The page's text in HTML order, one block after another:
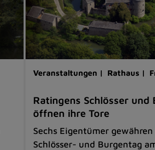
Veranstaltungen | Rathaus |
Ratingens Schlösser und
öffnen ihre Tore
Sechs Eigentümer
Schlösser- und Burgentag